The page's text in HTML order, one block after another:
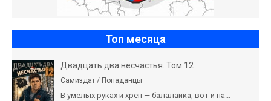
Топ месяца
Двадцать два несчастья. Том 12
Самиздат / Попаданцы
В умелых руках и хрен — балалайка, вот и на...